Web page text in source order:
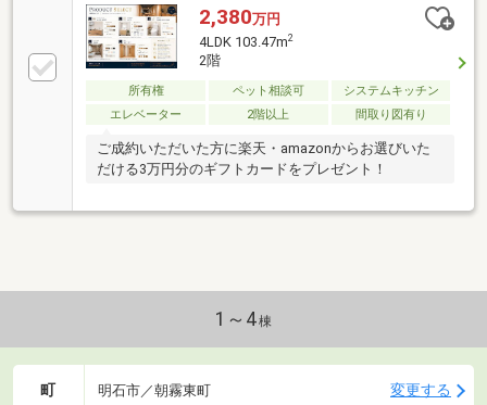
2,380万円
4LDK 103.47m2
2階
所有権 ペット相談可
システムキッチン
エレベーター
2階以上 間取り図有り
ご成約いただいた方に楽天・amazonからお選びいた
だける3万円分のギフトカードをプレゼント！
1～4棟
町 明石市／朝霧東町 変更する